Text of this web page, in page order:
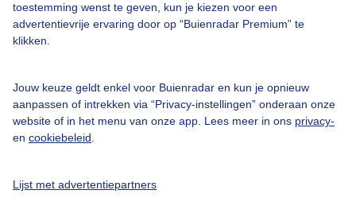
toestemming wenst te geven, kun je kiezen voor een
advertentievrije ervaring door op “Buienradar Premium” te
klikken.
Jouw keuze geldt enkel voor Buienradar en kun je opnieuw
aanpassen of intrekken via “Privacy-instellingen” onderaan onze
website of in het menu van onze app. Lees meer in ons privacy-
en cookiebeleid
Lijst met advertentiepartners
Contact
Toegankelijkheid
Adverteren
Buienradar Team